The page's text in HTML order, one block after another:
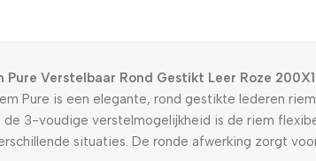
Pure Verstelbaar Rond Gestikt Leer Roze
Pure is een elegante, rond gestikte lederen
de 3-voudige verstelmogelijkheid is de riem
situaties. De ronde afwerking zorgt